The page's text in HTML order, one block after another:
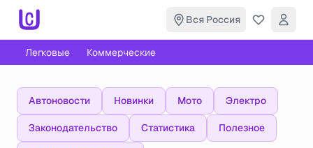
Вся Россия
Легковые Коммерческие
Автоновости Новинки Мото Электро
Законодательство Статистика Полезное